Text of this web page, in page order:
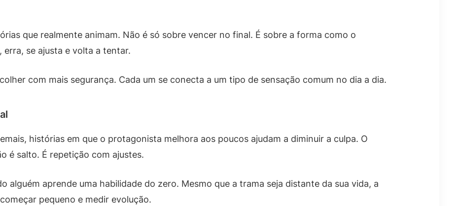
que realmente animam. Não é só sobre vencer no final. É sobre a forma como o
se ajusta e volta a tentar.
com mais segurança. Cada um se conecta a um tipo de sensação comum no dia a dia.
histórias em que o protagonista melhora aos poucos ajudam a diminuir a culpa. O
é salto. É repetição com ajustes.
alguém aprende uma habilidade do zero. Mesmo que a trama seja distante da sua vida, a
pequeno e medir evolução.